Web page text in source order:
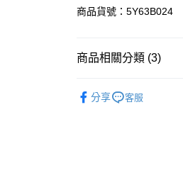
運送方式
每筆NT$80，滿
每筆NT$80，滿
商品貨號：5Y63B024
商品相關分類 (3)
分享 客服